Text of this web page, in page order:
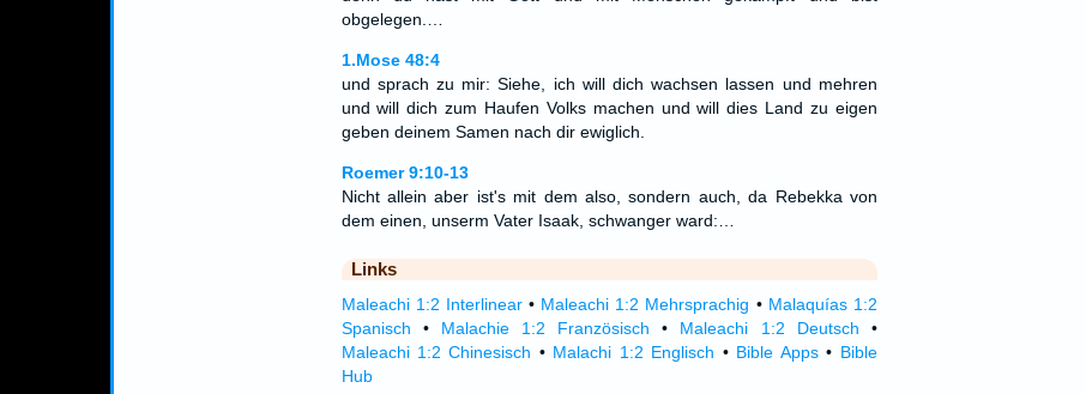
obgelegen.…
1.Mose 48:4
und sprach zu mir: Siehe, ich will dich wachsen lassen und mehren
und will dich zum Haufen Volks machen und will dies Land zu eigen
geben deinem Samen nach dir ewiglich.
Roemer 9:10-13
Nicht allein aber ist's mit dem also, sondern auch, da Rebekka von
dem einen, unserm Vater Isaak, schwanger ward:…
Links
Maleachi 1:2 Interlinear• Maleachi 1:2 Mehrsprachig • Malaquías 1:2
Spanisch • Malachie 1:2 Französisch • Maleachi 1:2 Deutsch •
Maleachi 1:2 Chinesisch • Malachi 1:2 Englisch • Bible Apps• Bible
Hub